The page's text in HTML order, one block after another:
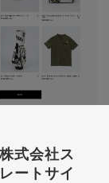
式会社ス
ートサイ